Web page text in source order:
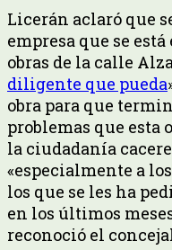
Licerán aclaró que
empresa que se
obras de la calle
diligente que pueda
obra para que
problemas que esta
la ciudadanía
«especialmente a
los que se les ha
en los últimos
reconoció el